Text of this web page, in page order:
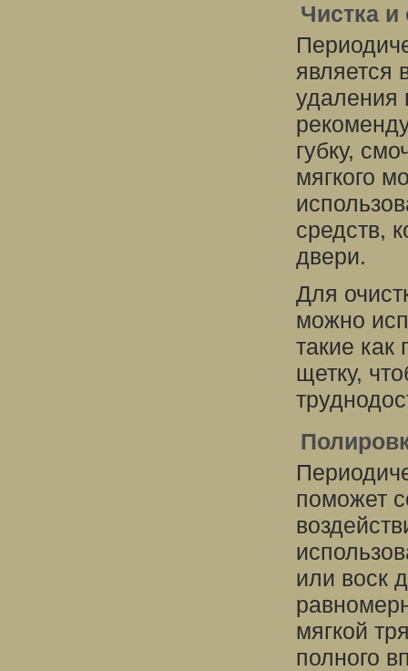
Чистка
является
удаления
губку,
мягкого
средств,
двери.
Для
можно
такие как
щетку,
поможет
или воск
мягкой
полного